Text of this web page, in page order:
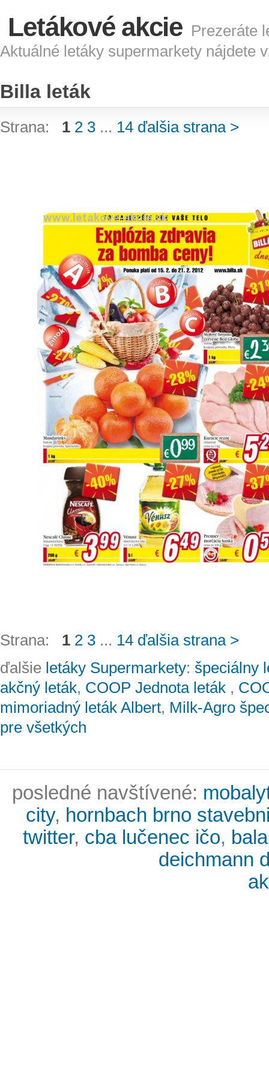
Letákové akcie Prezeráte
Aktuálné letáky supermarkety nájdete
Billa leták
Strana: 1 2 3 ... 14 ďalšia strana >
Strana: 1 2 3 ... 14 ďalšia strana >
ďalšie letáky Supermarkety: špeciálny
akčný leták, COOP Jednota leták ,
mimoriadný leták Albert, Milk-Agro
pre všetkých
posledné navštívené:
city, hornbach brno
twitter, cba lučenec ičo,
deichmann